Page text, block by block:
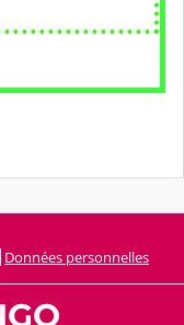
Données personnelles